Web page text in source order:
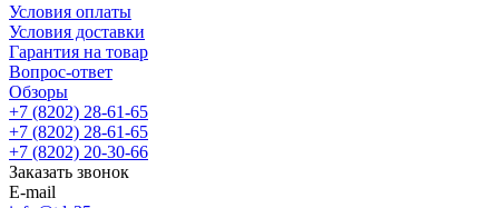
Условия оплаты
Условия доставки
Гарантия на товар
Вопрос-ответ
Обзоры
+7 (8202) 28‑61-65
+7 (8202) 28‑61-65
+7 (8202) 20‑30-66
Заказать звонок
E-mail